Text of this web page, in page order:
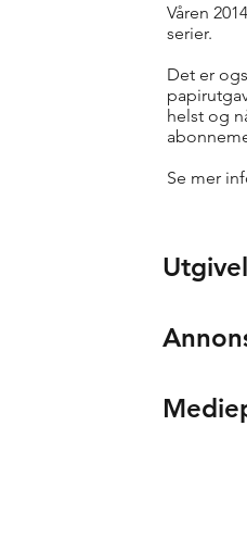
Våren
serier.
Det er
helst og
Se mer